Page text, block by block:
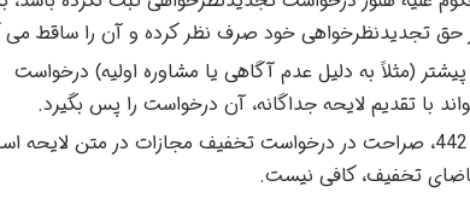
حق تجدیدنظرخواهی خود صرف نظر کرده و آن را ساقط می
(مثلاً به دلیل عدم آگاهی یا مشاوره اولیه) درخواست
با تقدیم لایحه جداگانه، آن درخواست را پس بگیرد.
لازمه اعمال ماده 442، صراحت در درخواست تخفیف مجازات در متن لایحه
تخفیف، کافی نیست.